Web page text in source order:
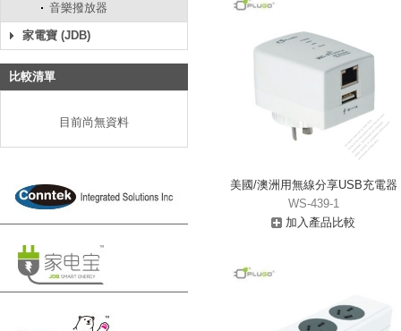
音樂撥放器
家電寶 (JDB)
比較清單
目前尚無資料
美國/澳洲用無線分享USB充電器
WS-439-1
加入產品比較